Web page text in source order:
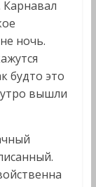
ночь.
будто это
вышли